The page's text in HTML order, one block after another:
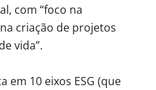
com “foco na
criação de projetos
vida”.
em 10 eixos ESG (que